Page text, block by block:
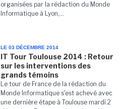
organisées par la rédaction du Monde
Informatique à Lyon,...
LE 03 DÉCEMBRE 2014
IT Tour Toulouse 2014 : Retour
sur les interventions des
grands témoins
Le tour de France de la rédaction du
Monde Informatique s'est achevé avec
une dernière étape à Toulouse mardi 2